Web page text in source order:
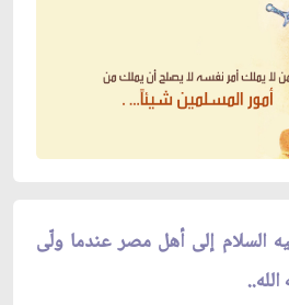
السلام إلى أهل مصر عندما ولّى